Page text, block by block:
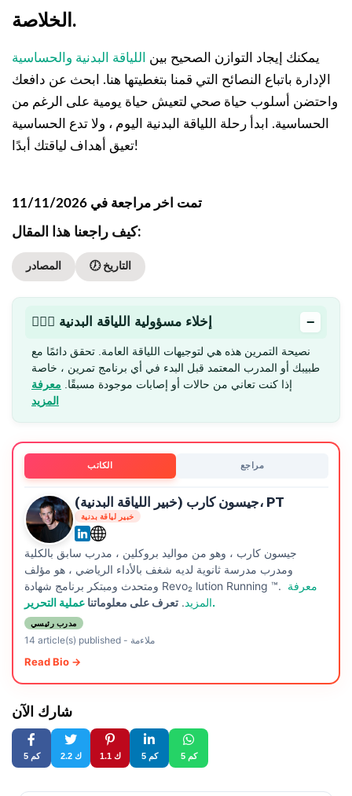
الخلاصة.
يمكنك إيجاد التوازن الصحيح بين
اللياقة البدنية والحساسية
الإدارة باتباع النصائح التي قمنا بتغطيتها هنا. ابحث عن دافعك
واحتضن أسلوب حياة صحي لتعيش حياة يومية على الرغم من
الحساسية. ابدأ رحلة اللياقة البدنية اليوم ، ولا تدع الحساسية
تعيق أهداف لياقتك أبدًا!
تمت اخر مراجعة في 11/11/2026
كيف راجعنا هذا المقال:
المصادر 🕖 التاريخ
🏋🏻‍♂️ إخلاء مسؤولية اللياقة البدنية −
نصيحة التمرين هذه هي لتوجيهات اللياقة العامة. تحقق دائمًا مع
طبيبك أو المدرب المعتمد قبل البدء في أي برنامج تمرين ، خاصة
إذا كنت تعاني من حالات أو إصابات موجودة مسبقًا. معرفة
المزيد
الكاتب مراجع
جيسون كارب (خبير اللياقة البدنية)، PT
خبير لياقة بدنية
جيسون كارب ، وهو من مواليد بروكلين ، مدرب سابق بالكلية
ومدرب مدرسة ثانوية لديه شغف بالأداء الرياضي ، هو مؤلف
ومتحدث ومبتكر برنامج شهادة Revo₂ lution Running ™. معرفة
المزيد.تعرف على معلوماتنا عملية التحرير.
مدرب رئيسي
14 article(s) published- ملاءمة
Read Bio →
شارك الآن
5 كم 2.2 ك 1.1 ك 5 كم 5 كم